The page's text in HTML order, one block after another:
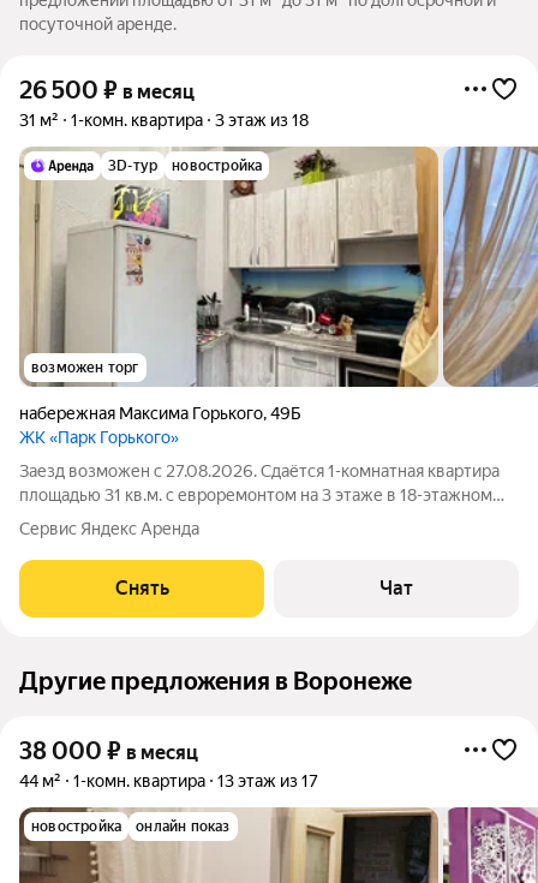
посуточной аренде.
26 500 ₽ в месяц
31 м² 1-комн. квартира 3 этаж из 18
3D-тур новостройка
возможен торг
набережная Максима Горького,49Б
ЖК «Парк Горького»
Заезд возможен с 27.08.2026. Сдаётся 1-комнатная квартира
площадью 31 кв.м. с евроремонтом на 3 этаже в 18-этажном
доме на срок от 11 месяцев. Из техники есть: Телевизор
Духовой шкаф Стиральная машина Холодильник Кондиционер
Микроволновка Дом -
Сервис Яндекс Аренда
Снять Чат
Другие предложения в Воронеже
38 000 ₽ в месяц
44 м² 1-комн. квартира 13 этаж из 17
новостройка онлайн показ